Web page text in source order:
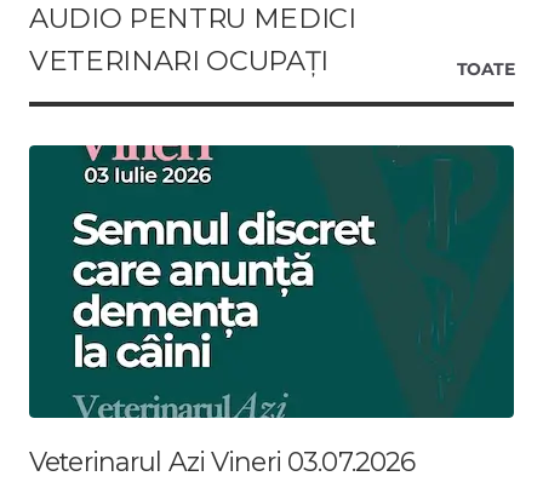
AUDIO PENTRU MEDICI
VETERINARI OCUPAȚI
TOATE
Veterinarul Azi Vineri 03.07.2026